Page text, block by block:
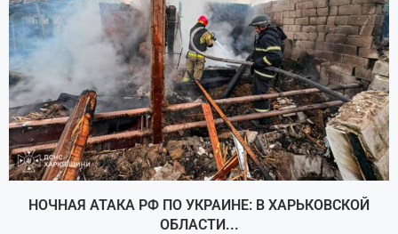
НОЧНАЯ АТАКА РФ ПО УКРАИНЕ: В ХАРЬКОВСКОЙ
ОБЛАСТИ...